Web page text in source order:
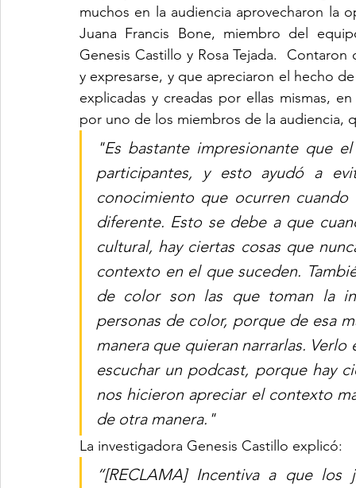
muchos en la audiencia aprovecharon la
Juana Francis Bone, miembro del
Genesis Castillo y Rosa Tejada.
y expresarse, y que apreciaron el hecho
explicadas y creadas por ellas mismas,
por uno de los miembros de la audiencia,
"Es bastante impresionante que
participantes, y esto ayudó a
conocimiento que ocurren
diferente. Esto se debe a que
cultural, hay ciertas cosas que
contexto en el que suceden.
de color son las que toman la
personas de color, porque de esa
manera que quieran narrarlas.
escuchar un podcast, porque hay
nos hicieron apreciar el contexto
de otra manera."
La investigadora Genesis Castillo explicó:
“[RECLAMA] Incentiva a que